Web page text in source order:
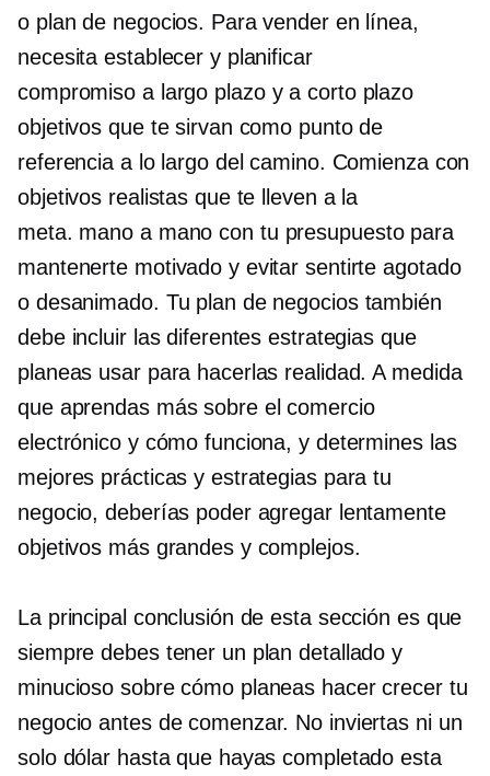
o plan de negocios. Para vender en línea,
necesita establecer y planificar
compromiso a largo plazoya corto plazo
objetivos que te sirvan como punto de
referencia a lo largo del camino. Comienza con
objetivos realistas que te lleven a la
meta. mano a mano con tu presupuesto para
mantenerte motivado y evitar sentirte agotado
o desanimado. Tu plan de negocios también
debe incluir las diferentes estrategias que
planeas usar para hacerlas realidad. A medida
que aprendas más sobre el comercio
electrónico y cómo funciona, y determines las
mejores prácticas y estrategias para tu
negocio, deberías poder agregar lentamente
objetivos más grandes y complejos.
La principal conclusión de esta sección es que
siempre debes tener un plan detallado y
minucioso sobre cómo planeas hacer crecer tu
negocio antes de comenzar. No inviertas ni un
solo dólar hasta que hayas completado esta